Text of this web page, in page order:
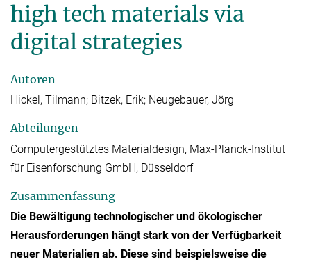
high tech materials via
digital strategies
Autoren
Hickel, Tilmann; Bitzek, Erik; Neugebauer, Jörg
Abteilungen
Computergestütztes Materialdesign, Max-Planck-Institut
für Eisenforschung GmbH, Düsseldorf
Zusammenfassung
Die Bewältigung technologischer und ökologischer
Herausforderungen hängt stark von der Verfügbarkeit
neuer Materialien ab. Diese sind beispielsweise die